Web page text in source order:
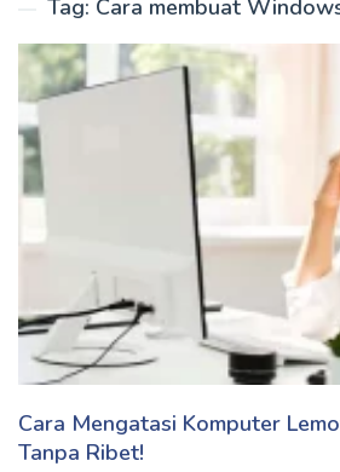
Tag: Cara membuat
Cara Mengatasi Komputer
Tanpa Ribet!